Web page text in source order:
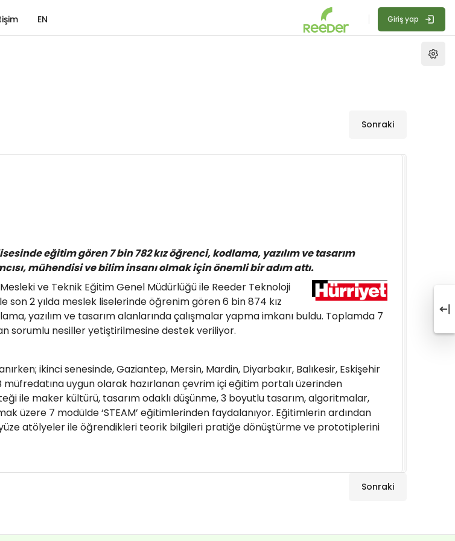
EN Giriş yap
Sonraki
eğitim gören 7 bin 782 kız öğrenci, kodlama, yazılım ve tasarım
mühendisi ve bilim insanı olmak için önemli bir adım attı.
Mesleki ve Teknik Eğitim Genel Müdürlüğü ile Reeder Teknoloji
son 2 yılda meslek liselerinde öğrenim gören 6 bin 874 kız
yazılım ve tasarım alanlarında çalışmalar yapma imkanı buldu. Toplamda 7
sorumlu nesiller yetiştirilmesine destek veriliyor.
ikinci senesinde, Gaziantep, Mersin, Mardin, Diyarbakır, Balıkesir, Eskişehir
uygun olarak hazırlanan çevrim içi eğitim portalı üzerinden
ile maker kültürü, tasarım odaklı düşünme, 3 boyutlu tasarım, algoritmalar,
üzere 7 modülde ‘STEAM’ eğitimlerinden faydalanıyor. Eğitimlerin ardından
yüze atölyeler ile öğrendikleri teorik bilgileri pratiğe dönüştürme ve prototiplerini
Sonraki